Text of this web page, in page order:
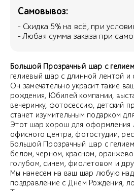
Самовывоз:
- Скидка 5% на всё, при
- Любая сумма заказа при
Большой Прозрачный шар с
гелиевый шар с длинной лентой и
Он замечательно украсит такие
рождения, Юбилей компании,
вечеринку, фотосессию, детский
станет изумительным подарком
Этот шар хорош для оформления
офисного центра, фотостудии,
Большой Прозрачный шар с
белом, черном, красном,
голубом, синем, фиолетовом и
Мы нанесем на ваш шар любую
поздравление с Днем Рождения,